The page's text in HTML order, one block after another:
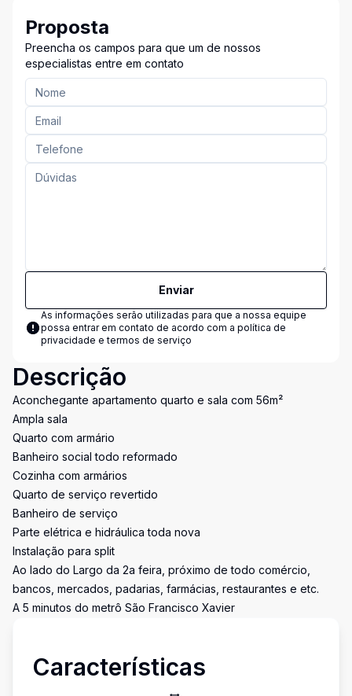
Proposta
Preencha os campos para que um de nossos
especialistas entre em contato
Enviar
As informações serão utilizadas para que a nossa equipe
possa entrar em contato de acordo com a política de
privacidade e termos de serviço
Descrição
Aconchegante apartamento quarto e sala com 56m²
Ampla sala
Quarto com armário
Banheiro social todo reformado
Cozinha com armários
Quarto de serviço revertido
Banheiro de serviço
Parte elétrica e hidráulica toda nova
Instalação para split
Ao lado do Largo da 2a feira, próximo de todo comércio,
bancos, mercados, padarias, farmácias, restaurantes e etc.
A 5 minutos do metrô São Francisco Xavier
Características